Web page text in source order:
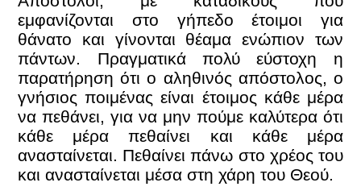
εμφανίζονται στο γήπεδο έτοιμοι για
θάνατο και γίνονται θέαμα ενώπιον των
πάντων. Πραγματικά πολύ εύστοχη η
παρατήρηση ότι ο αληθινός απόστολος, ο
γνήσιος ποιμένας είναι έτοιμος κάθε μέρα
να πεθάνει, για να μην πούμε καλύτερα ότι
κάθε μέρα πεθαίνει και κάθε μέρα
ανασταίνεται. Πεθαίνει πάνω στο χρέος του
και ανασταίνεται μέσα στη χάρη του Θεού.